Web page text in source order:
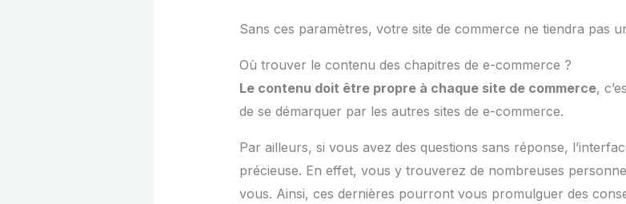
Sans ces paramètres, votre site de commerce ne tiendra pas
Où trouver le contenu des chapitres de e-commerce ?
Le contenu doit être propre à chaque site de commerce,
de se démarquer par les autres sites de e-commerce.
Par ailleurs, si vous avez des questions sans réponse,
précieuse. En effet, vous y trouverez de nombreuses
vous. Ainsi, ces dernières pourront vous promulguer des